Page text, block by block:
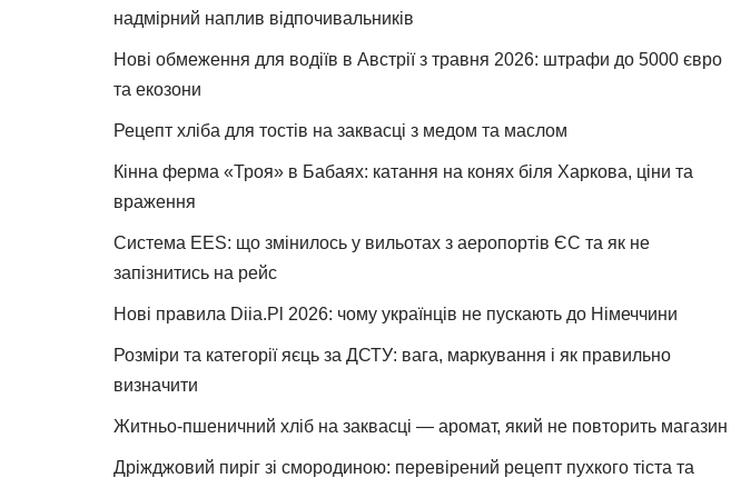
надмірний наплив відпочивальників
Нові обмеження для водіїв в Австрії з травня 2026: штрафи до 5000 євро
та екозони
Рецепт хліба для тостів на заквасці з медом та маслом
Кінна ферма «Троя» в Бабаях: катання на конях біля Харкова, ціни та
враження
Система EES: що змінилось у вильотах з аеропортів ЄС та як не
запізнитись на рейс
Нові правила Diia.Pl 2026: чому українців не пускають до Німеччини
Розміри та категорії яєць за ДСТУ: вага, маркування і як правильно
визначити
Житньо-пшеничний хліб на заквасці — аромат, який не повторить магазин
Дріжджовий пиріг зі смородиною: перевірений рецепт пухкого тіста та